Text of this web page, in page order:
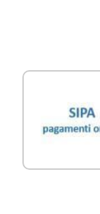
Link Utili